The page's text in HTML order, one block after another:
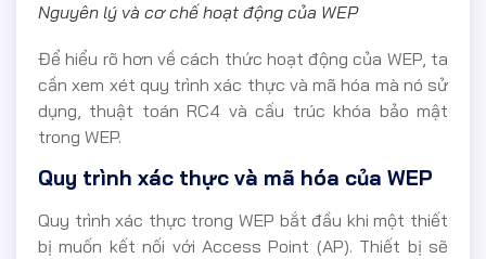
Nguyên lý và cơ chế hoạt động của WEP
Để hiểu rõ hơn về cách thức hoạt động của WEP, ta
cần xem xét quy trình xác thực và mã hóa mà nó sử
dụng, thuật toán RC4 và cấu trúc khóa bảo mật
trong WEP.
Quy trình xác thực và mã hóa của WEP
Quy trình xác thực trong WEP bắt đầu khi một thiết
bị muốn kết nối với Access Point (AP). Thiết bị sẽ